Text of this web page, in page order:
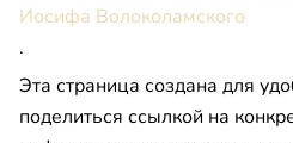
Иосифа Волоколамского
.
Эта страница создана для
поделиться ссылкой на